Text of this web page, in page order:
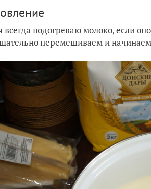
всегда подогреваю молоко, если
перемешиваем и